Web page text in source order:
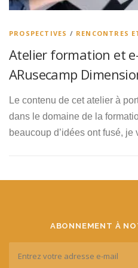
Español
PROSPECTIVES / RENCONTRES
Atelier formation et
ARusecamp
Le contenu de cet atelier à
dans le domaine de la
beaucoup d’idées ont fusé, je
ABONNEMENT À